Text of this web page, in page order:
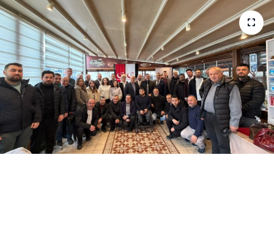
Medya
Sağlık
Sinema
Sivil Toplum
Siyaset